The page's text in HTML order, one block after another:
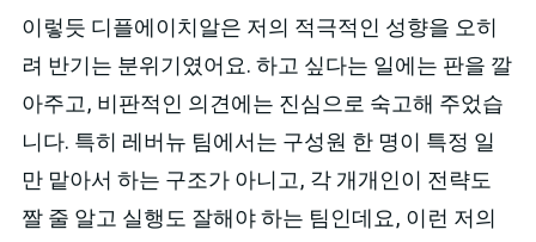
이렇듯 디플에이치알은 저의 적극적인 성향을 오히
려 반기는 분위기였어요. 하고 싶다는 일에는 판을 깔
아주고, 비판적인 의견에는 진심으로 숙고해 주었습
니다. 특히 레버뉴 팀에서는 구성원 한 명이 특정 일
만 맡아서 하는 구조가 아니고, 각 개개인이 전략도
짤 줄 알고 실행도 잘해야 하는 팀인데요, 이런 저의